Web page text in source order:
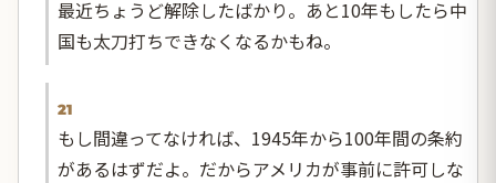
最近ちょうど解除したばかり。あと10年もしたら中
国も太刀打ちできなくなるかもね。
21
もし間違ってなければ、1945年から100年間の条約
があるはずだよ。だからアメリカが事前に許可しな